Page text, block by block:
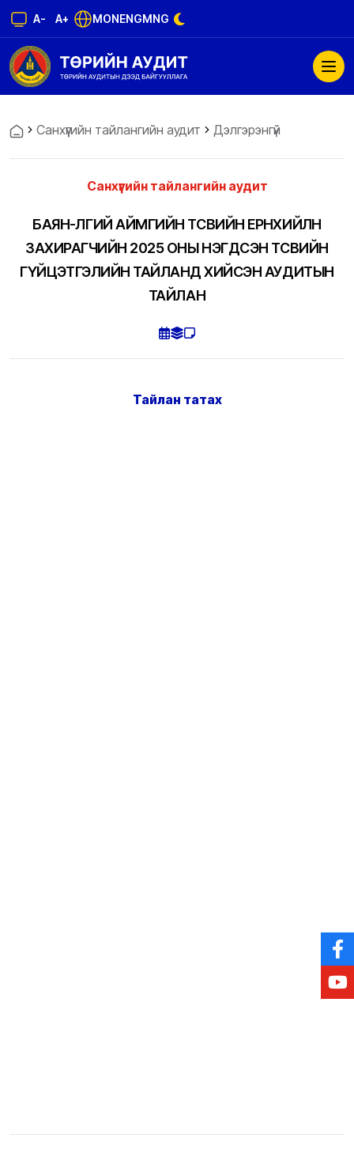
A- A+ MONENGMNG
Санхүүгийн тайлангийн аудит Дэлгэрэнгүй
Санхүүгийн тайлангийн аудит
БАЯН-ӨЛГИЙ АЙМГИЙН ТӨСВИЙН ЕРӨНХИЙЛӨН
ЗАХИРАГЧИЙН 2025 ОНЫ НЭГДСЭН ТӨСВИЙН
ГҮЙЦЭТГЭЛИЙН ТАЙЛАНД ХИЙСЭН АУДИТЫН
ТАЙЛАН
Тайлан татах